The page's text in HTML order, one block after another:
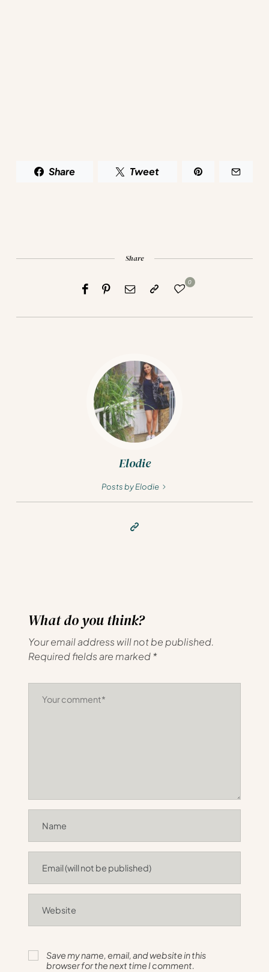
Share Tweet
Share
0
Elodie
Posts by Elodie
What do you think?
Your email address will not be published.
Required fields are marked*
Save my name, email, and website in this
browser for the next time I comment.